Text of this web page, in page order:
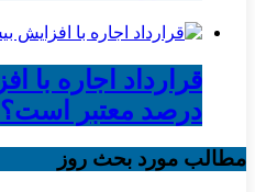
درصد معتبر است؟
مطالب مورد بحث روز